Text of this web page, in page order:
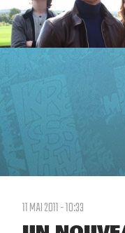
11 MAI 2011 - 10:33